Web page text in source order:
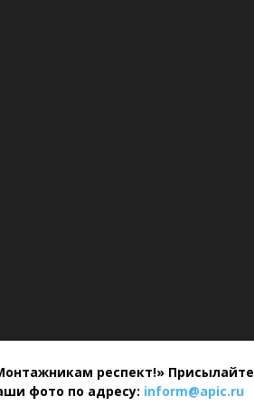
респект!» Присылайте
фото по адресу: inform@apic.ru